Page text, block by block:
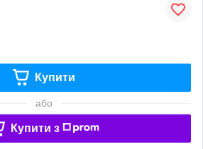
Купити
або
Купити з